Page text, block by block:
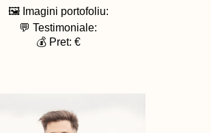
🖼️ Imagini portofoliu:
💬 Testimoniale:
💰 Pret: €